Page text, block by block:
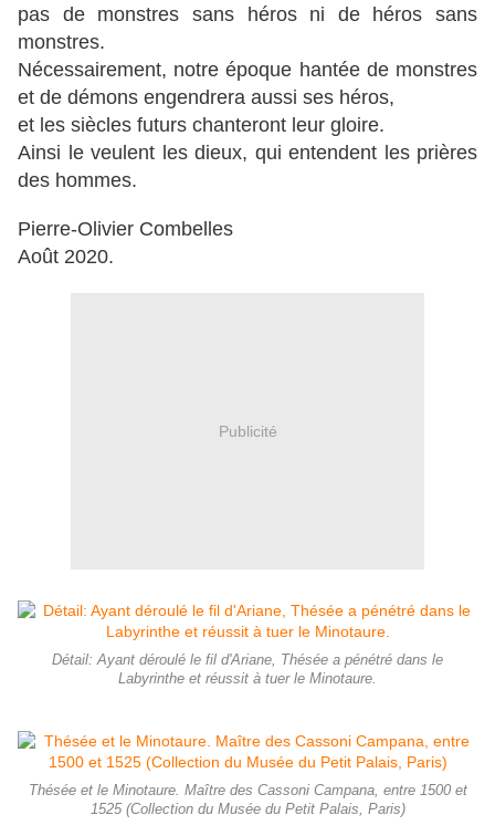
pas de monstres sans héros ni de héros sans
monstres.
Nécessairement, notre époque hantée de monstres
et de démons engendrera aussi ses héros,
et les siècles futurs chanteront leur gloire.
Ainsi le veulent les dieux, qui entendent les prières
des hommes.
Pierre-Olivier Combelles
Août 2020.
Publicité
Détail: Ayant déroulé le fil d'Ariane, Thésée a pénétré dans le
Labyrinthe et réussit à tuer le Minotaure.
Thésée et le Minotaure. Maître des Cassoni Campana, entre 1500 et
1525 (Collection du Musée du Petit Palais, Paris)